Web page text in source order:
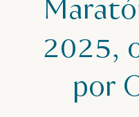
2025,
por